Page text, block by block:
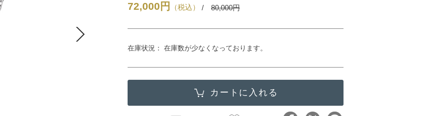
72,000円 （税込） / 80,000円
在庫状況： 在庫数が少なくなっております。